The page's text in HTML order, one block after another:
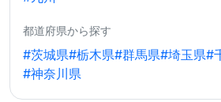
都道府県から探す
#茨城県#栃木県#群馬県#埼玉県#
#神奈川県